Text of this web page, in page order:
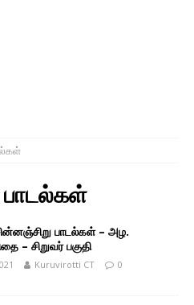
பாடல்கள் – அழ.
– சிறுவர் பகுதி
Kuruvirotti CT 0